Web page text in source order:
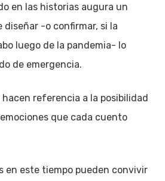
en las historias augura un
-o confirmar, si la
luego de la pandemia- lo
de emergencia.
referencia a la posibilidad
que cada cuento
en este tiempo pueden convivir